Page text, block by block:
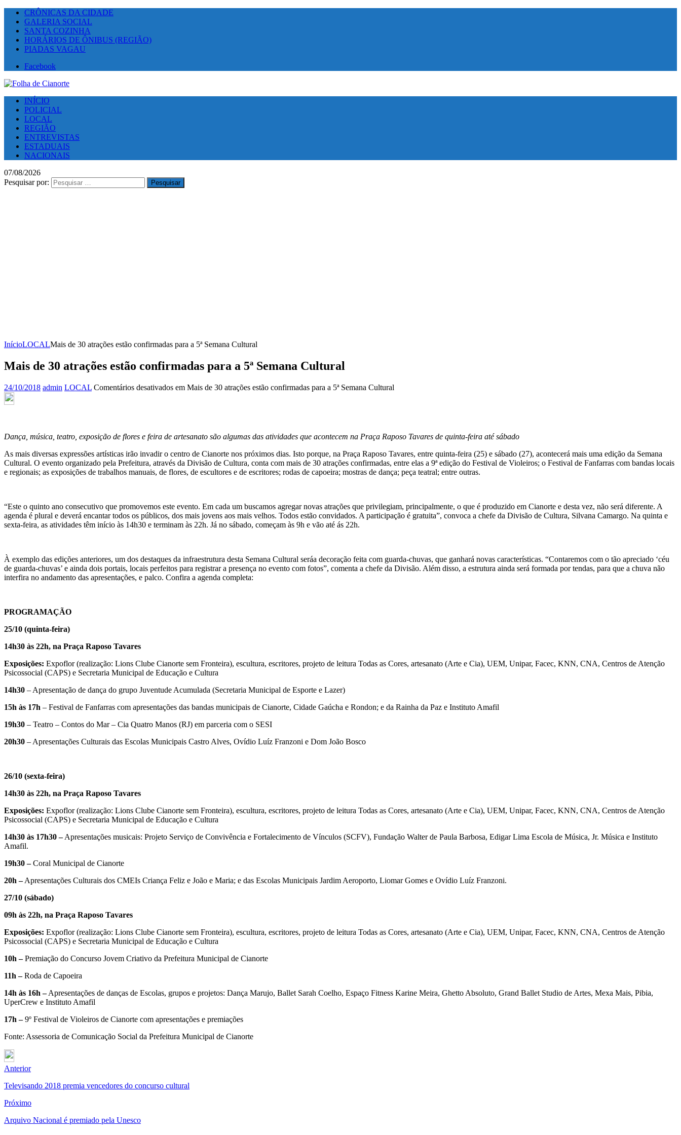
CRÔNICAS DA CIDADE
GALERIA SOCIAL
SANTA COZINHA
HORÁRIOS DE ÔNIBUS (REGIÃO)
PIADAS VAGAU
Facebook
INÍCIO
POLICIAL
LOCAL
REGIÃO
ENTREVISTAS
ESTADUAIS
NACIONAIS
07/08/2026
Pesquisar por:
InícioLOCALMais de 30 atrações estão confirmadas para a 5ª Semana Cultural
Mais de 30 atrações estão confirmadas para a 5ª Semana Cultural
24/10/2018 admin LOCAL Comentários desativados em Mais de 30 atrações estão confirmadas para a 5ª Semana Cultural
Dança, música, teatro, exposição de flores e feira de artesanato são algumas das atividades que acontecem na Praça Raposo Tavares de quinta-feira até sábado
As mais diversas expressões artísticas irão invadir o centro de Cianorte nos próximos dias. Isto porque, na Praça Raposo Tavares, entre quinta-feira (25) e sábado (27), acontecerá mais uma edição da Semana
Cultural. O evento organizado pela Prefeitura, através da Divisão de Cultura, conta com mais de 30 atrações confirmadas, entre elas a 9ª edição do Festival de Violeiros; o Festival de Fanfarras com bandas locais
e regionais; as exposições de trabalhos manuais, de flores, de escultores e de escritores; rodas de capoeira; mostras de dança; peça teatral; entre outras.
“Este o quinto ano consecutivo que promovemos este evento. Em cada um buscamos agregar novas atrações que privilegiam, principalmente, o que é produzido em Cianorte e desta vez, não será diferente. A
agenda é plural e deverá encantar todos os públicos, dos mais jovens aos mais velhos. Todos estão convidados. A participação é gratuita”, convoca a chefe da Divisão de Cultura, Silvana Camargo. Na quinta e
sexta-feira, as atividades têm início às 14h30 e terminam às 22h. Já no sábado, começam às 9h e vão até ás 22h.
À exemplo das edições anteriores, um dos destaques da infraestrutura desta Semana Cultural seráa decoração feita com guarda-chuvas, que ganhará novas características. “Contaremos com o tão apreciado ‘céu
de guarda-chuvas’ e ainda dois portais, locais perfeitos para registrar a presença no evento com fotos”, comenta a chefe da Divisão. Além disso, a estrutura ainda será formada por tendas, para que a chuva não
interfira no andamento das apresentações, e palco. Confira a agenda completa:
PROGRAMAÇÃO
25/10 (quinta-feira)
14h30 às 22h, na Praça Raposo Tavares
Exposições: Expoflor (realização: Lions Clube Cianorte sem Fronteira), escultura, escritores, projeto de leitura Todas as Cores, artesanato (Arte e Cia), UEM, Unipar, Facec, KNN, CNA, Centros de Atenção
Psicossocial (CAPS) e Secretaria Municipal de Educação e Cultura
14h30 – Apresentação de dança do grupo Juventude Acumulada (Secretaria Municipal de Esporte e Lazer)
15h às 17h – Festival de Fanfarras com apresentações das bandas municipais de Cianorte, Cidade Gaúcha e Rondon; e da Rainha da Paz e Instituto Amafil
19h30 – Teatro – Contos do Mar – Cia Quatro Manos (RJ) em parceria com o SESI
20h30 – Apresentações Culturais das Escolas Municipais Castro Alves, Ovídio Luíz Franzoni e Dom João Bosco
26/10 (sexta-feira)
14h30 às 22h, na Praça Raposo Tavares
Exposições: Expoflor (realização: Lions Clube Cianorte sem Fronteira), escultura, escritores, projeto de leitura Todas as Cores, artesanato (Arte e Cia), UEM, Unipar, Facec, KNN, CNA, Centros de Atenção
Psicossocial (CAPS) e Secretaria Municipal de Educação e Cultura
14h30 às 17h30 –Apresentações musicais: Projeto Serviço de Convivência e Fortalecimento de Vínculos (SCFV), Fundação Walter de Paula Barbosa, Edigar Lima Escola de Música, Jr. Música e Instituto
Amafil.
19h30 –Coral Municipal de Cianorte
20h –Apresentações Culturais dos CMEIs Criança Feliz e João e Maria; e das Escolas Municipais Jardim Aeroporto, Liomar Gomes e Ovídio Luíz Franzoni.
27/10 (sábado)
09h às 22h, na Praça Raposo Tavares
Exposições: Expoflor (realização: Lions Clube Cianorte sem Fronteira), escultura, escritores, projeto de leitura Todas as Cores, artesanato (Arte e Cia), UEM, Unipar, Facec, KNN, CNA, Centros de Atenção
Psicossocial (CAPS) e Secretaria Municipal de Educação e Cultura
10h –Premiação do Concurso Jovem Criativo da Prefeitura Municipal de Cianorte
11h –Roda de Capoeira
14h às 16h –Apresentações de danças de Escolas, grupos e projetos: Dança Marujo, Ballet Sarah Coelho, Espaço Fitness Karine Meira, Ghetto Absoluto, Grand Ballet Studio de Artes, Mexa Mais, Pibia,
UperCrew e Instituto Amafil
17h –9º Festival de Violeiros de Cianorte com apresentações e premiações
Fonte: Assessoria de Comunicação Social da Prefeitura Municipal de Cianorte
Anterior
Televisando 2018 premia vencedores do concurso cultural
Próximo
Arquivo Nacional é premiado pela Unesco